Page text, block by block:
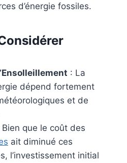
d’énergie fossiles.
: La
dépend fortement
et de
Bien que le coût des
ait diminué ces
l’investissement initial